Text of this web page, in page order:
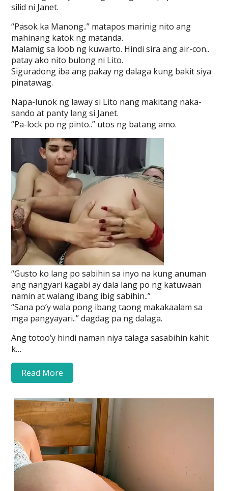
silid ni Janet.
“Pasok ka Manong..” matapos marinig nito ang
mahinang katok ng matanda.
Malamig sa loob ng kuwarto. Hindi sira ang air-con..
patay ako nito bulong ni Lito.
Siguradong iba ang pakay ng dalaga kung bakit siya
pinatawag.
Napa-lunok ng laway si Lito nang makitang naka-
sando at panty lang si Janet.
“Pa-lock po ng pinto..” utos ng batang amo.
“Gusto ko lang po sabihin sa inyo na kung anuman
ang nangyari kagabi ay dala lang po ng katuwaan
namin at walang ibang ibig sabihin..”
“Sana po’y wala pong ibang taong makakaalam sa
mga pangyayari..” dagdag pa ng dalaga.
Ang totoo’y hindi naman niya talaga sasabihin kahit
k…
Read More